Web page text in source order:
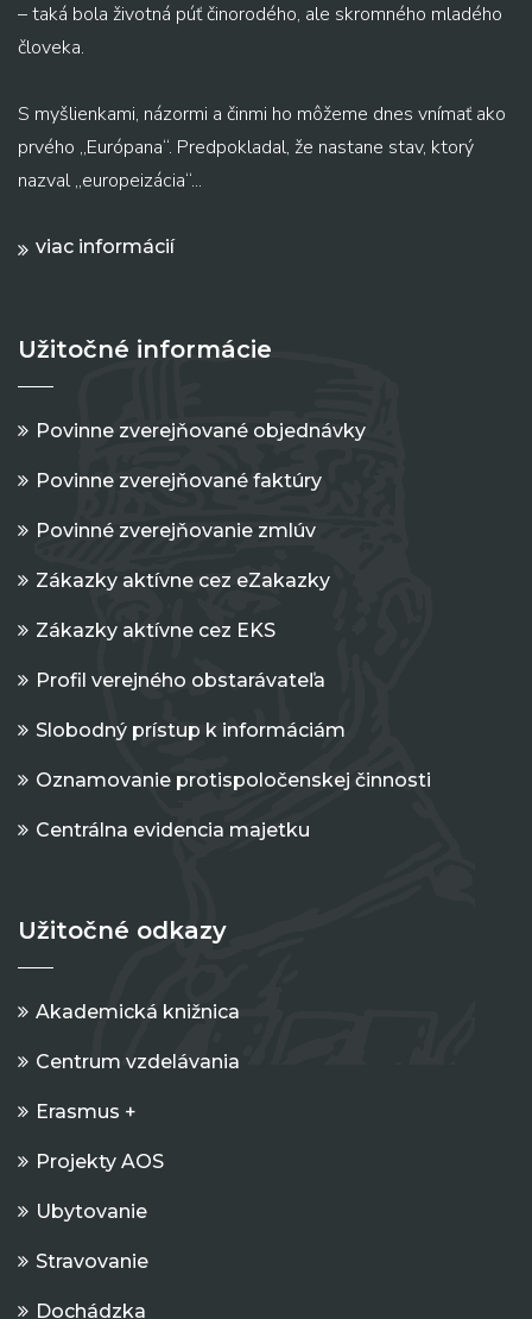
– taká bola životná púť činorodého, ale skromného mladého
človeka.
S myšlienkami, názormi a činmi ho môžeme dnes vnímať ako
prvého „Európana“. Predpokladal, že nastane stav, ktorý
nazval „europeizácia“...
viac informácií
Užitočné informácie
Povinne zverejňované objednávky
Povinne zverejňované faktúry
Povinné zverejňovanie zmlúv
Zákazky aktívne cez eZakazky
Zákazky aktívne cez EKS
Profil verejného obstarávateľa
Slobodný prístup k informáciám
Oznamovanie protispoločenskej činnosti
Centrálna evidencia majetku
Užitočné odkazy
Akademická knižnica
Centrum vzdelávania
Erasmus +
Projekty AOS
Ubytovanie
Stravovanie
Dochádzka